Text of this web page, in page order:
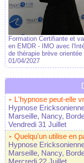
Formation Certifiante et
en EMDR - IMO avec
de thérapie brève
01/04/2027
L'hypnose peut-elle
Hypnose
Marseille, Nancy,
Vendredi 31 Juillet
Quelqu'un utilise en
Hypnose
Marseille, Nancy,